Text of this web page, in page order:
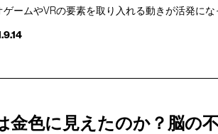
ームやVRの要素を取り入れる動きが活発にな
金色に見えたのか？脳の